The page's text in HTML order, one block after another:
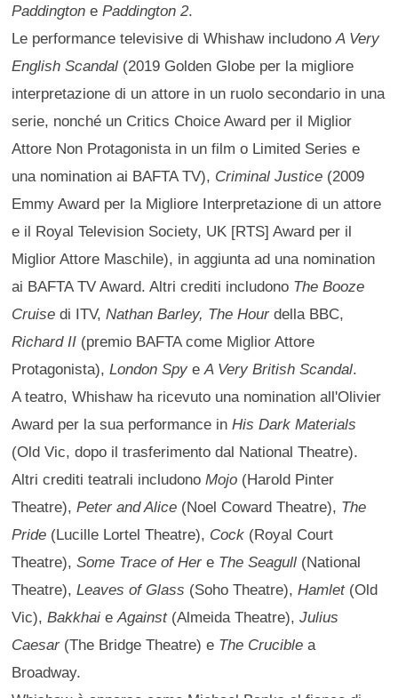
Paddington ePaddington 2.
Le performance televisive di Whishaw includonoA Very
English Scandal (2019 Golden Globe per la migliore
interpretazione di un attore in un ruolo secondario in una
serie, nonché un Critics Choice Award per il Miglior
Attore Non Protagonista in un film o Limited Series e
una nomination ai BAFTA TV), Criminal Justice (2009
Emmy Award per la Migliore Interpretazione di un attore
e il Royal Television Society, UK [RTS] Award per il
Miglior Attore Maschile), in aggiunta ad una nomination
ai BAFTA TV Award. Altri crediti includono The Booze
Cruise di ITV,Nathan Barley, The Hour della BBC,
Richard II (premio BAFTA come Miglior Attore
Protagonista),London Spy eA Very British Scandal.
A teatro, Whishaw ha ricevuto una nomination all'Olivier
Award per la sua performance inHis Dark Materials
(Old Vic, dopo il trasferimento dal National Theatre).
Altri crediti teatrali includonoMojo (Harold Pinter
Theatre),Peter and Alice (Noel Coward Theatre), The
Pride (Lucille Lortel Theatre), Cock (Royal Court
Theatre),Some Trace of Her e The Seagull (National
Theatre),Leaves of Glass (Soho Theatre),Hamlet(Old
Vic),Bakkhai eAgainst(Almeida Theatre),Julius
Caesar (The Bridge Theatre) e The Crucible a
Broadway.